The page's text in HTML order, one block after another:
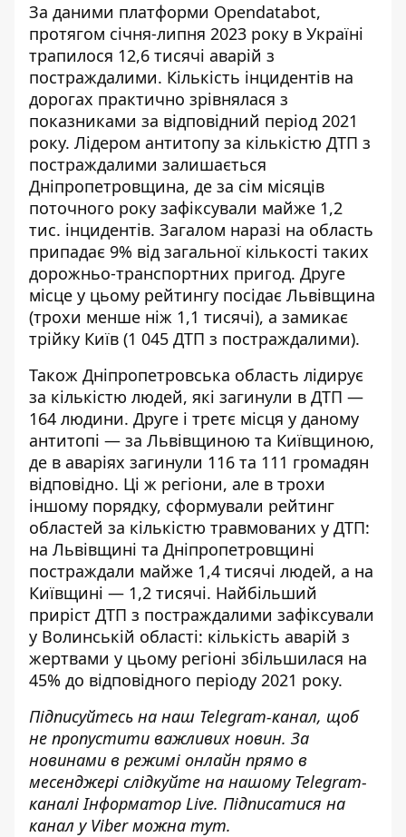
За даними платформи Оpendatabot,
протягом січня-липня 2023 року в Україні
трапилося 12,6 тисячі аварій з
постраждалими. Кількість інцидентів на
дорогах практично зрівнялася з
показниками за відповідний період 2021
року. Лідером антитопу за кількістю ДТП з
постраждалими залишається
Дніпропетровщина, де за сім місяців
поточного року зафіксували майже 1,2
тис. інцидентів. Загалом наразі на область
припадає 9% від загальної кількості таких
дорожньо-транспортних пригод. Друге
місце у цьому рейтингу посідає Львівщина
(трохи менше ніж 1,1 тисячі), а замикає
трійку Київ (1 045 ДТП з постраждалими).
Також Дніпропетровська область лідирує
за кількістю людей, які загинули в ДТП —
164 людини. Друге і третє місця у даному
антитопі — за Львівщиною та Київщиною,
де в аваріях загинули 116 та 111 громадян
відповідно. Ці ж регіони, але в трохи
іншому порядку, сформували рейтинг
областей за кількістю травмованих у ДТП:
на Львівщині та Дніпропетровщині
постраждали майже 1,4 тисячі людей, а на
Київщині — 1,2 тисячі. Найбільший
приріст ДТП з постраждалими зафіксували
у Волинській області: кількість аварій з
жертвами у цьому регіоні збільшилася на
45% до відповідного періоду 2021 року.
Підписуйтесь на наш Telegram-канал, щоб
не пропустити важливих новин. За
новинами в режимі онлайн прямо в
месенджері слідкуйте на нашому Telegram-
каналіІнформатор Live. Підписатися на
канал у Viber можна тут.